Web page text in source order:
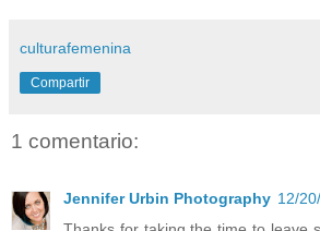
culturafemenina
Compartir
1 comentario:
Jennifer Urbin Photography 12/